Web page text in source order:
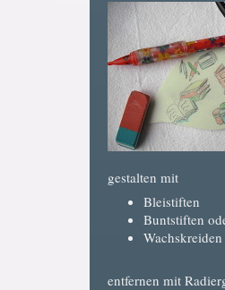
gestalten mit
Bleistiften
Buntstiften
Wachskreiden
entfernen mit